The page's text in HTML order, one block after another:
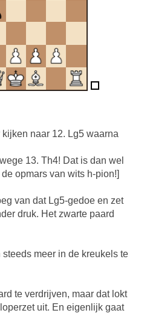
naar 12. Lg5 waarna
13. Th4! Dat is dan wel
opmars van wits h-pion!]
van dat Lg5-gedoe en zet
druk. Het zwarte paard
meer in de kreukels te
te verdrijven, maar dat lokt
uit. En eigenlijk gaat